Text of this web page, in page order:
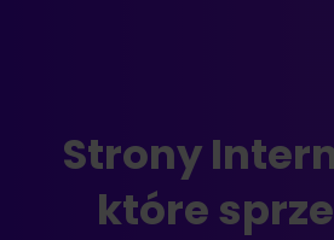
Strony
które